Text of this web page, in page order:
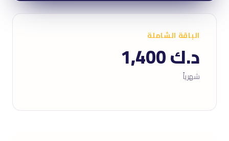
الباقة الشاملة
د.ك 1,400
شهرياً